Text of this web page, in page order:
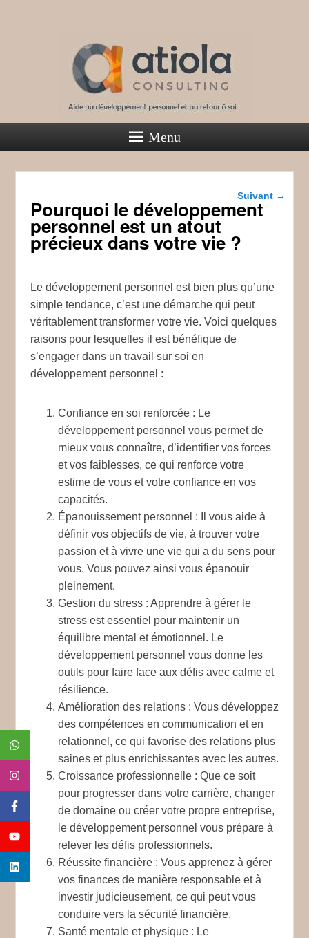
Atiola Consulting
Menu
Navigation
dans les
articles
Suivant →
Pourquoi le développement
personnel est un atout
précieux dans votre vie ?
Le développement personnel est bien plus qu’une
simple tendance, c’est une démarche qui peut
véritablement transformer votre vie. Voici quelques
raisons pour lesquelles il est bénéfique de
s’engager dans un travail sur soi en
développement personnel :
Confiance en soi renforcée: Le
développement personnel vous permet de
mieux vous connaître, d’identifier vos forces
et vos faiblesses, ce qui renforce votre
estime de vous et votre confiance en vos
capacités.
Épanouissement personnel : Il vous aide à
définir vos objectifs de vie, à trouver votre
passion et à vivre une vie qui a du sens pour
vous. Vous pouvez ainsi vous épanouir
pleinement.
Gestion du stress: Apprendre à gérer le
stress est essentiel pour maintenir un
équilibre mental et émotionnel. Le
développement personnel vous donne les
outils pour faire face aux défis avec calme et
résilience.
Amélioration des relations: Vous développez
des compétences en communication et en
relationnel, ce qui favorise des relations plus
saines et plus enrichissantes avec les autres.
Croissance professionnelle: Que ce soit
pour progresser dans votre carrière, changer
de domaine ou créer votre propre entreprise,
le développement personnel vous prépare à
relever les défis professionnels.
Réussite financière: Vous apprenez à gérer
vos finances de manière responsable et à
investir judicieusement, ce qui peut vous
conduire vers la sécurité financière.
Santé mentale et physique: Le